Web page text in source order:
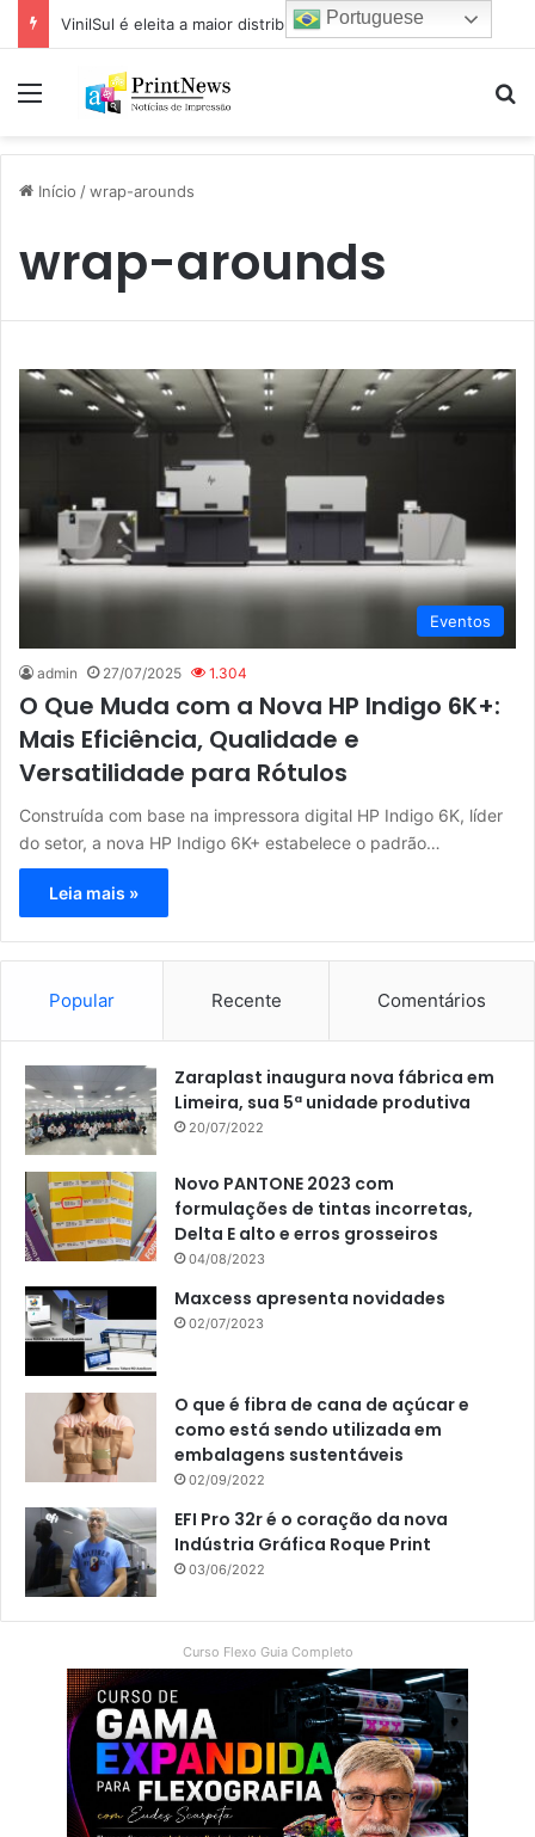
Menu
Início /wrap-arounds
wrap-arounds
Eventos
admin 27/07/2025 1.304
O Que Muda com a Nova HP Indigo 6K+:
Mais Eficiência, Qualidade e
Versatilidade para Rótulos
Construída com base na impressora digital HP Indigo 6K, líder
do setor, a nova HP Indigo 6K+ estabelece o padrão…
Leia mais »
Popular Recente Comentários
Zaraplast inaugura nova fábrica em
Limeira, sua 5ª unidade produtiva
20/07/2022
Novo PANTONE 2023 com
formulações de tintas incorretas,
Delta E alto e erros grosseiros
04/08/2023
Maxcess apresenta novidades
02/07/2023
O que é fibra de cana de açúcar e
como está sendo utilizada em
embalagens sustentáveis
02/09/2022
EFI Pro 32r é o coração da nova
Indústria Gráfica Roque Print
03/06/2022
Curso Flexo Guia Completo
Portuguese